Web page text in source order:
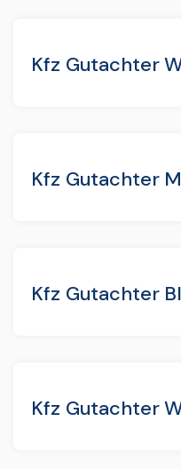
Kfz Gutachter
Kfz Gutachter
Kfz Gutachter
Kfz Gutachter